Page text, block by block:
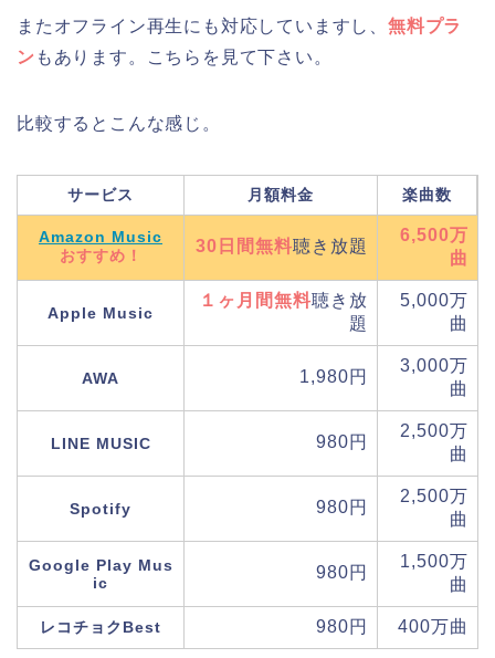
またオフライン再生にも対応していますし、 無料プラ
ン もあります。こちらを見て下さい。
比較するとこんな感じ。
サービス 月額料金 楽曲数
Amazon Music
おすすめ！
30日間無料聴き放題
6,500万
曲
Apple Music
１ヶ月間無料聴き放
題
5,000万
曲
AWA 1,980円
3,000万
曲
LINE MUSIC 980円
2,500万
曲
Spotify 980円
2,500万
曲
Google Play Mus
ic
980円
1,500万
曲
レコチョクBest 980円 400万曲